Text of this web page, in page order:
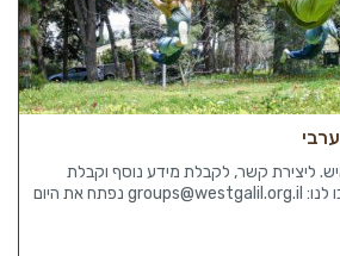
לקבוצות עד 80 איש. ליצירת קשר, לקבלת מידע נוסף וקבלת
הצעת מחיר לכל היום כתבו לנו: groups@westgalil.org.il נפתח את היום